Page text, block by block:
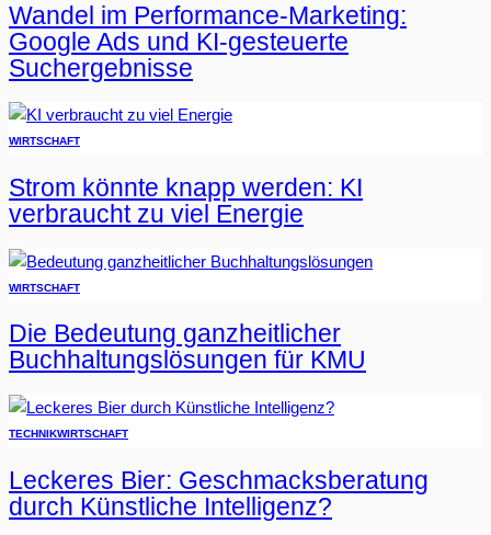
Wandel im Performance-Marketing:
Google Ads und KI-gesteuerte
Suchergebnisse
WIRTSCHAFT
Strom könnte knapp werden: KI
verbraucht zu viel Energie
WIRTSCHAFT
Die Bedeutung ganzheitlicher
Buchhaltungslösungen für KMU
TECHNIKWIRTSCHAFT
Leckeres Bier: Geschmacksberatung
durch Künstliche Intelligenz?